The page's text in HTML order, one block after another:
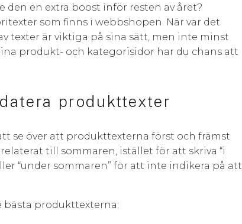
en extra boost inför resten av året?
som finns i webbshopen. När var det
texter är viktiga på sina sätt, men inte minst
produkt- och kategorisidor har du chans att
produkttexter
se över att produkttexterna först och främst
till sommaren, istället för att skriva “i
“under sommaren” för att inte indikera på att
bästa produkttexterna: